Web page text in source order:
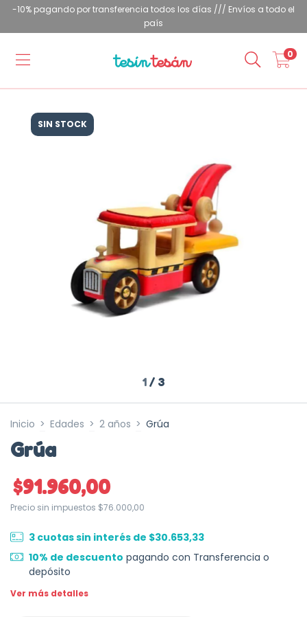
-10% pagando por transferencia todos los días /// Envíos a todo el
país
0
SIN STOCK
1 / 3
Inicio > Edades > 2 años > Grúa
Grúa
$91.960,00
Precio sin impuestos $76.000,00
3 cuotas sin interés de $30.653,33
10% de descuento pagando con Transferencia o
depósito
Ver más detalles